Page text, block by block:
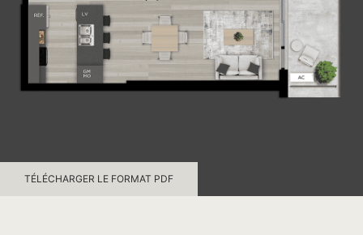
TÉLÉCHARGER LE FORMAT PDF